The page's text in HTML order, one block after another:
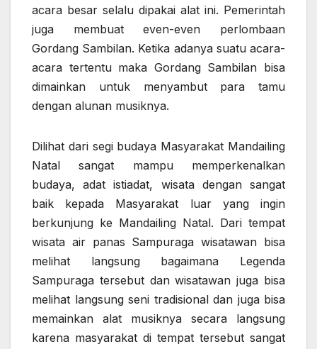
acara besar selalu dipakai alat ini. Pemerintah
juga membuat even-even perlombaan
Gordang Sambilan. Ketika adanya suatu acara-
acara tertentu maka Gordang Sambilan bisa
dimainkan untuk menyambut para tamu
dengan alunan musiknya.
Dilihat dari segi budaya Masyarakat Mandailing
Natal sangat mampu memperkenalkan
budaya, adat istiadat, wisata dengan sangat
baik kepada Masyarakat luar yang ingin
berkunjung ke Mandailing Natal. Dari tempat
wisata air panas Sampuraga wisatawan bisa
melihat langsung bagaimana Legenda
Sampuraga tersebut dan wisatawan juga bisa
melihat langsung seni tradisional dan juga bisa
memainkan alat musiknya secara langsung
karena masyarakat di tempat tersebut sangat